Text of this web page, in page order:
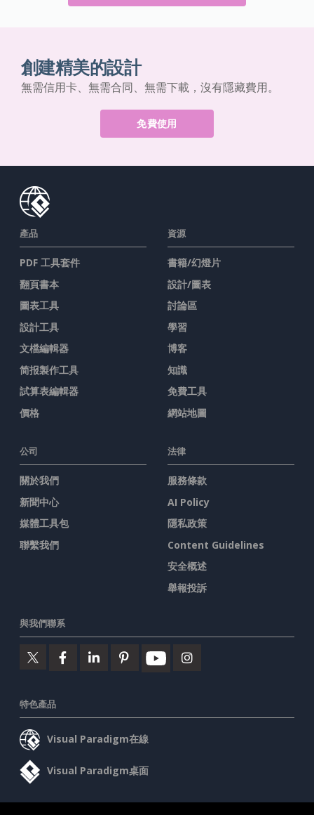
創建精美的設計
無需信用卡、無需合同、無需下載，沒有隱藏費用。
免費使用
產品
PDF 工具套件
翻頁書本
圖表工具
設計工具
文檔編輯器
简报製作工具
試算表編輯器
價格
資源
書籍/幻燈片
設計/圖表
討論區
學習
博客
知識
免費工具
網站地圖
公司
關於我們
新聞中心
媒體工具包
聯繫我們
法律
服務條款
AI Policy
隱私政策
Content Guidelines
安全概述
舉報投訴
與我們聯系
特色產品
Visual Paradigm在線
Visual Paradigm桌面